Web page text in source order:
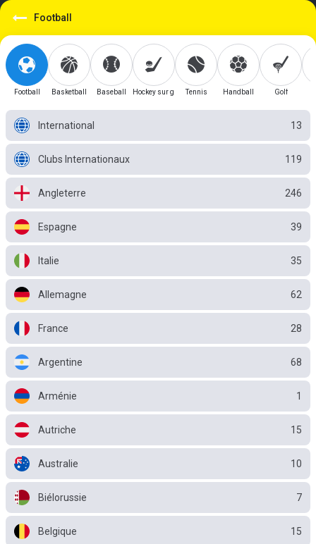
Football
Football Basketball Baseball Hockey sur glaceTennis Handball Golf
International 13
Clubs Internationaux 119
Angleterre 246
Espagne 39
Italie 35
Allemagne 62
France 28
Argentine 68
Arménie 1
Autriche 15
Australie 10
Biélorussie 7
Belgique 15
https://mobile.betgini.tn/sport/detail/football?id=1